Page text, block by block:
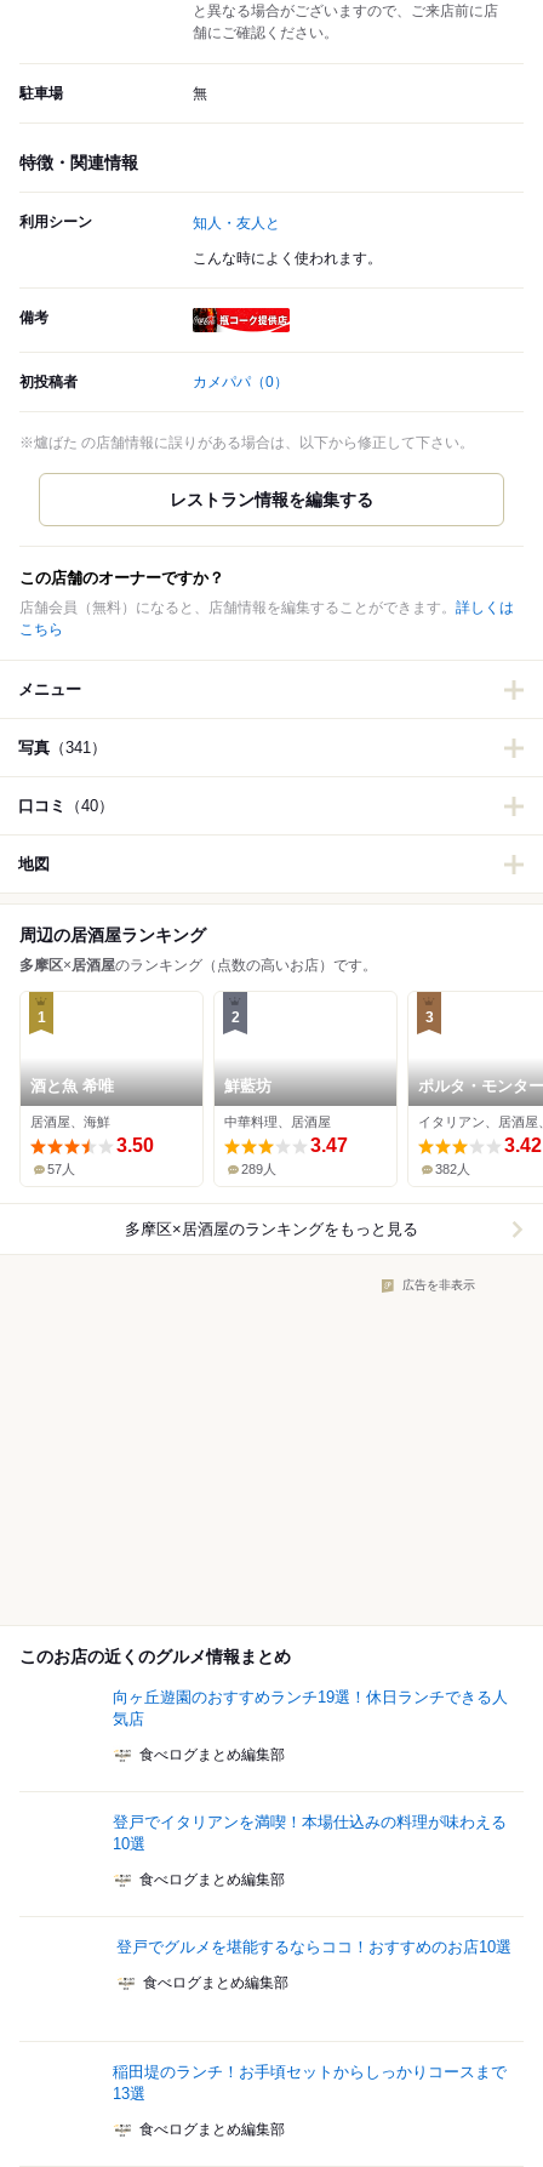
と異なる場合がございますので、ご来店前に店
舗にご確認ください。
駐車場 無
特徴・関連情報
利用シーン 知人・友人と
こんな時によく使われます。
備考
初投稿者 カメパパ（0）
※爐ばた の店舗情報に誤りがある場合は、以下から修正して下さい。
この店舗のオーナーですか？
店舗会員（無料）になると、店舗情報を編集することができます。 詳しくは
こちら
メニュー
写真 （341）
口コミ （40）
地図
周辺の居酒屋ランキング
多摩区×居酒屋のランキング（点数の高いお店）です。
1
酒と魚 希唯
居酒屋、海鮮
3.50
57人
2
鮮藍坊
中華料理、居酒屋
3.47
289人
3
ポルタ・モンタ
イタリアン、居酒屋
3.42
382人
多摩区×居酒屋のランキングをもっと見る
広告を非表示
このお店の近くのグルメ情報まとめ
向ヶ丘遊園のおすすめランチ19選！休日ランチできる人
気店
食べログまとめ編集部
登戸でイタリアンを満喫！本場仕込みの料理が味わえる
10選
食べログまとめ編集部
登戸でグルメを堪能するならココ！おすすめのお店10選
食べログまとめ編集部
稲田堤のランチ！お手頃セットからしっかりコースまで
13選
食べログまとめ編集部